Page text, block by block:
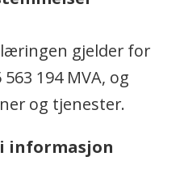
gjelder for
194 MVA, og
og tjenester.
informasjon